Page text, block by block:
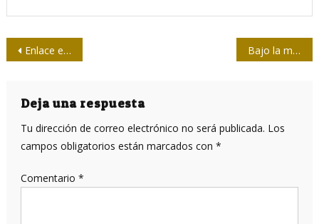
Navegación
entradas
Enlace entre agencia e hipermedialidad Bajo la mirada de las Cariátides
Deja una respuesta
Tu dirección de correo electrónico no será publicada. Los
campos obligatorios están marcados con *
Comentario *